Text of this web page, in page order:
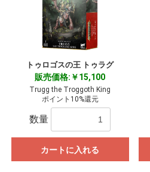
トゥロゴスの王 トゥラグ
販売価格:￥15,100
Trugg the Troggoth King
ポイント10%還元
数量
カートに入れる